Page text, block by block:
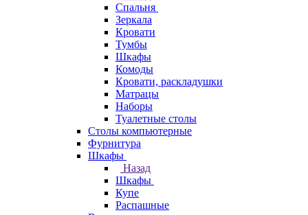
Спальня
Зеркала
Кровати
Тумбы
Шкафы
Комоды
Кровати, раскладушки
Матрацы
Наборы
Туалетные столы
Столы компьютерные
Фурнитура
Шкафы
Назад
Шкафы
Купе
Распашные